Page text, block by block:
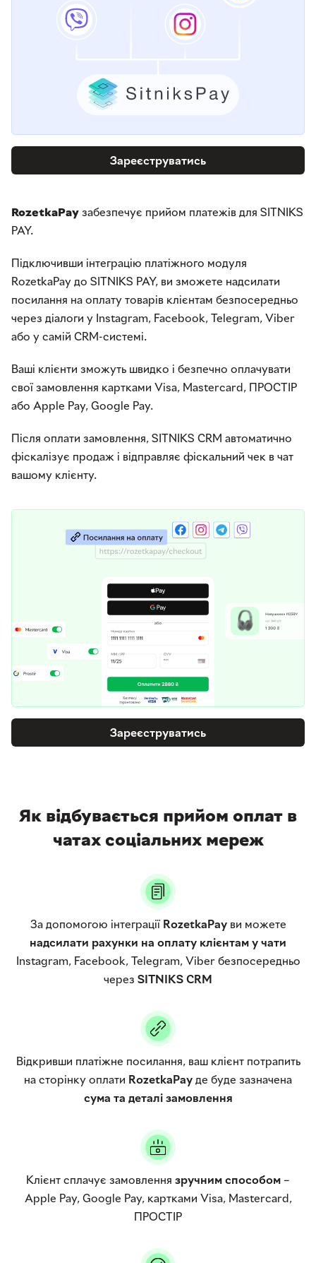
Зареєструватись
Зареєструватись
RozetkaPay забезпечує прийом платежів для SITNIKS
PAY.
Підключивши інтеграцію платіжного модуля
RozetkaPay до SITNIKS PAY, ви зможете надсилати
посилання на оплату товарів клієнтам безпосередньо
через діалоги у Instagram, Facebook, Telegram, Viber
або у самій CRM-системі.
Ваші клієнти зможуть швидко і безпечно оплачувати
свої замовлення картками Visa, Mastercard, ПРОСТІР
або Apple Pay, Google Pay.
Після оплати замовлення, SITNIKS CRM автоматично
фіскалізує продаж і відправляє фіскальний чек в чат
вашому клієнту.
Як відбувається прийом оплат в
чатах соціальних мереж
За допомогою інтеграції RozetkaPayви можете
надсилати рахунки на оплату клієнтам у чати
Instagram, Facebook, Telegram, Viber безпосередньо
через SITNIKS CRM
Відкривши платіжне посилання, ваш клієнт потрапить
на сторінку оплати RozetkaPay де буде зазначена
сума та деталі замовлення
Клієнт сплачує замовлення зручним способом –
Apple Pay, Google Pay, картками Visa, Mastercard,
ПРОСТІР